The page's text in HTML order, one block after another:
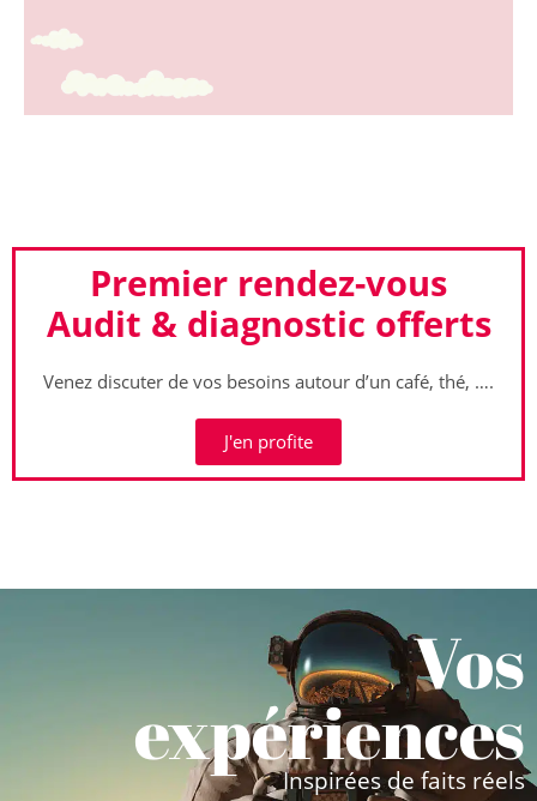
Premier rendez-vous
Audit & diagnostic offerts
Venez discuter de vos besoins autour d’un café, thé, ….
J'en profite
Vos
expériences
Inspirées de faits réels